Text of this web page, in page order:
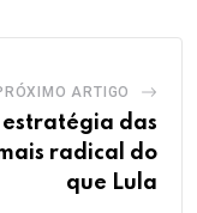
ARTIGO
das
radical do
que Lula